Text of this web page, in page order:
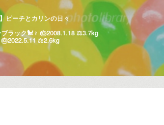
ピーチとカリンの日々
ブラック🐩♀ 🎂2008.1.18 ⚖️3.7kg
⚖️2.6kg